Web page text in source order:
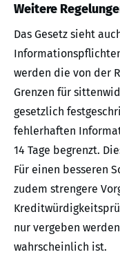
Weitere
Das Gesetz sieht
werden die von der
Grenzen für
gesetzlich
fehlerhaften
14 Tage begrenzt.
Für einen besseren
zudem strengere
nur vergeben
wahrscheinlich ist.